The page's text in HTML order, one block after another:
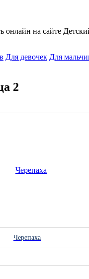
онлайн на сайте
Для девочек Для
2
Черепаха